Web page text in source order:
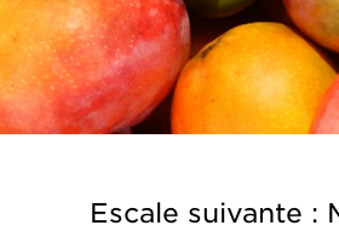
Escale suivante :